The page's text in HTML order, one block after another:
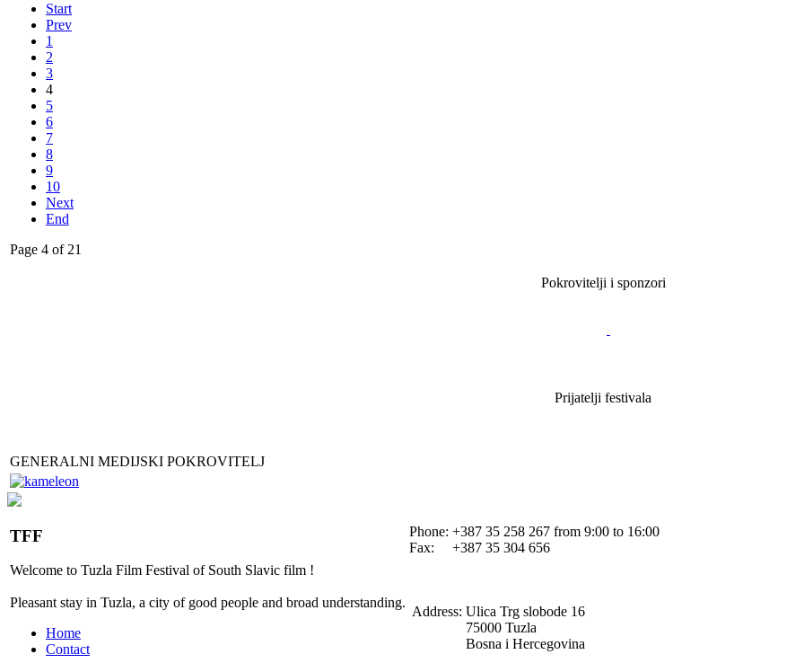
Start
Prev
1
2
3
4
5
6
7
8
9
10
Next
End
Page 4 of 21
Pokrovitelji i sponzori
Prijatelji festivala
GENERALNI MEDIJSKI POKROVITELJ
TFF
Welcome to Tuzla Film Festival of South Slavic film !
Pleasant stay in Tuzla, a city of good people and broad understanding.
Home
Contact
Phone: +387 35 258 267 from 9:00 to 16:00
Fax: +387 35 304 656
Address: Ulica Trg slobode 16
75000 Tuzla
Bosna i Hercegovina